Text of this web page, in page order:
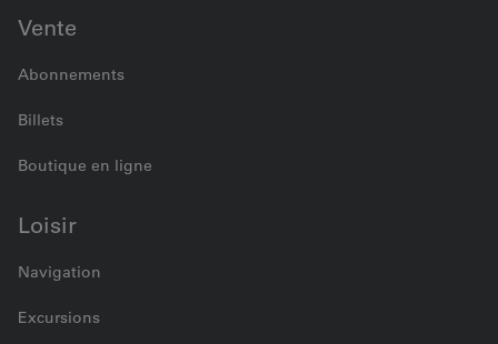
Vente
Abonnements
Billets
Boutique en ligne
Loisir
Navigation
Excursions